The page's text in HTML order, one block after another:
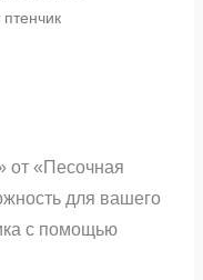
от «Песочная
для вашего
с помощью